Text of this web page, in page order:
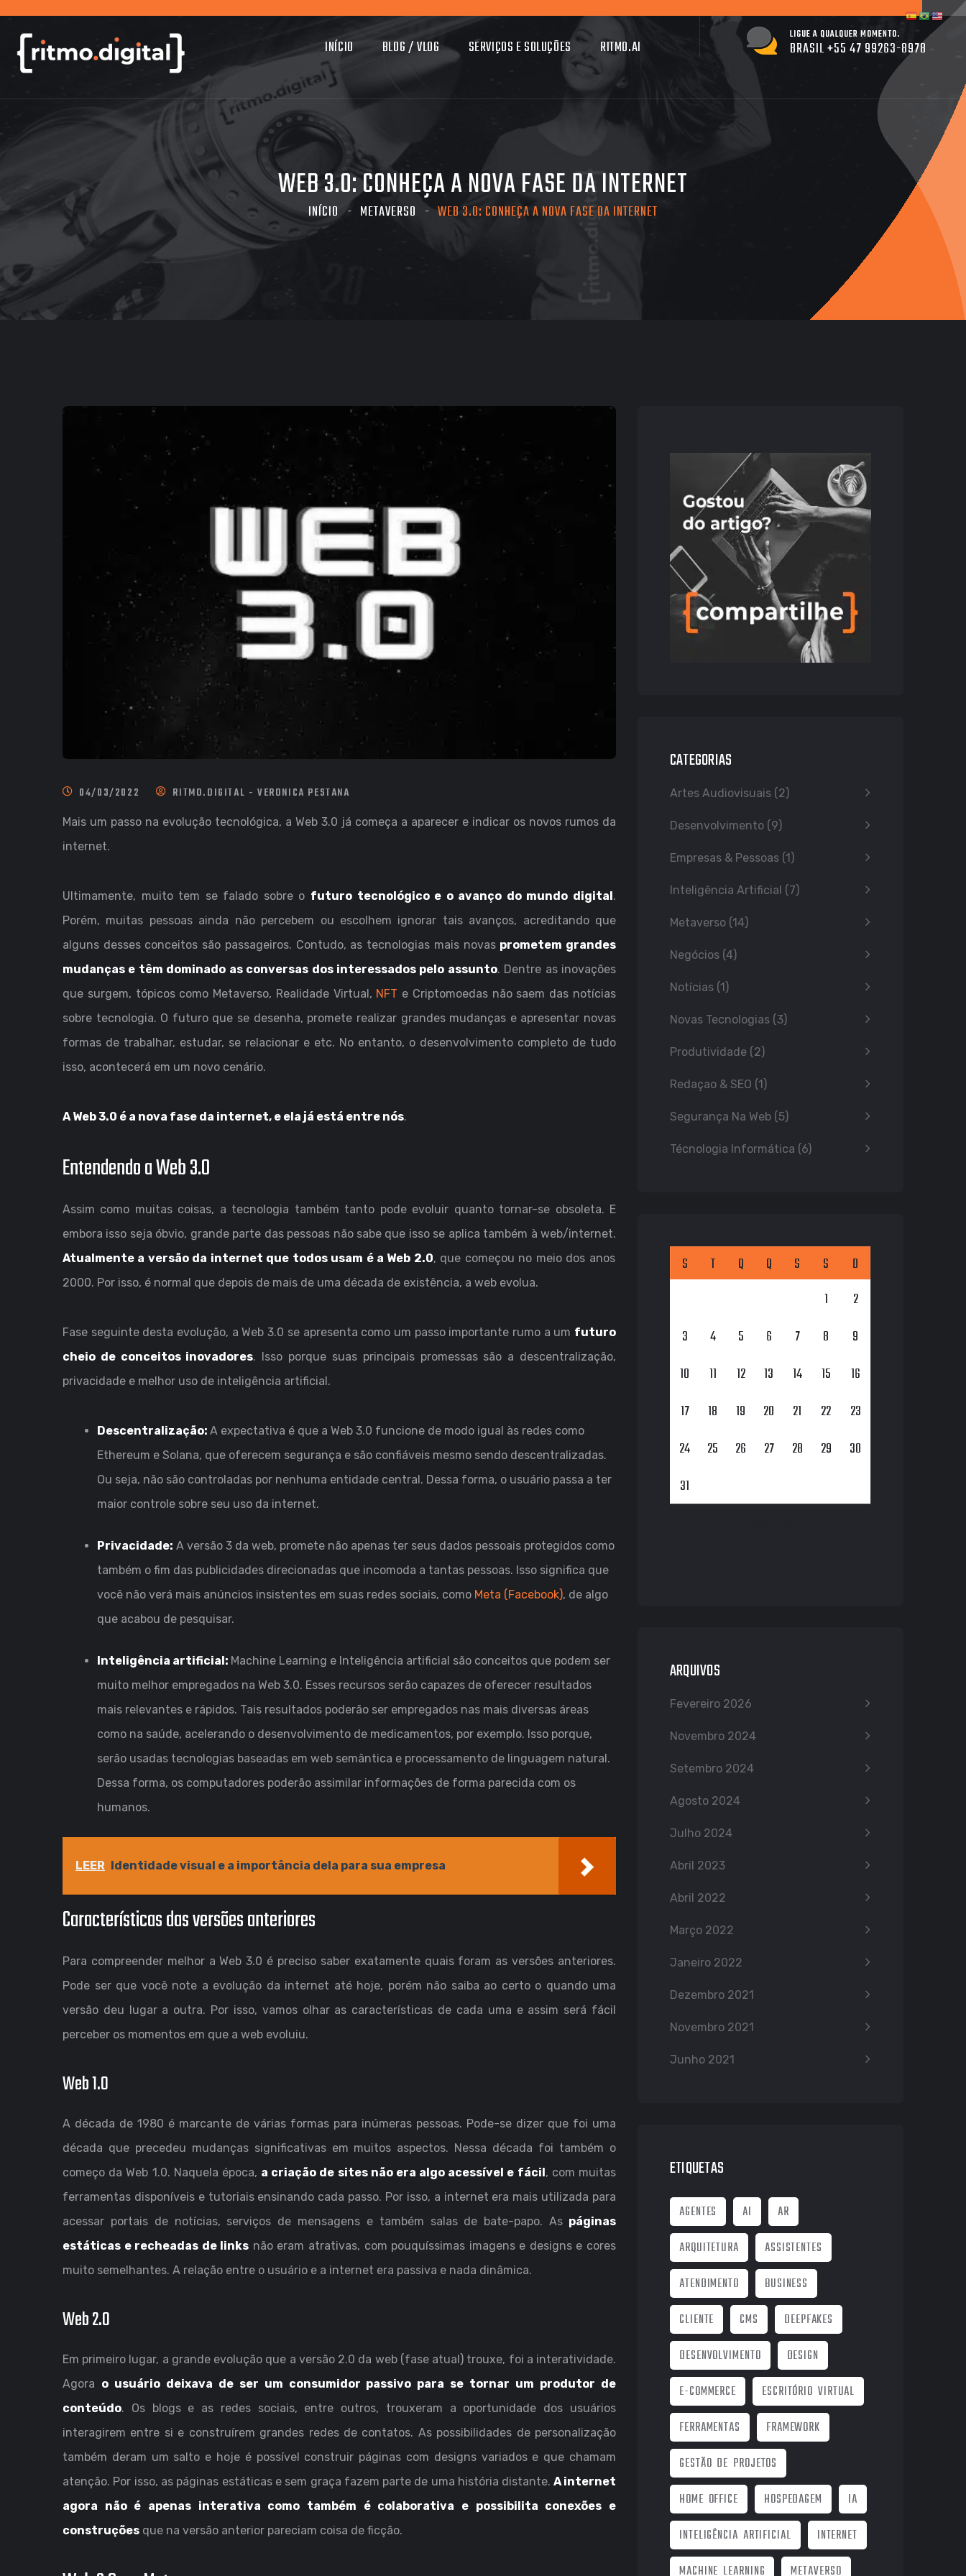
INÍCIO BLOG / VLOG SERVIÇOS E SOLUÇÕES RITMO.AI
LIGUE A QUALQUER MOMENTO.
BRASIL +55 47 99263-8978
WEB 3.0: CONHEÇA A NOVA FASE DA INTERNET
INÍCIO METAVERSO WEB 3.0: CONHEÇA A NOVA FASE DA INTERNET
04/03/2022 RITMO.DIGITAL - VERONICA PESTANA
Mais um passo na evolução tecnológica, a Web 3.0 já começa a aparecer e indicar os novos rumos da
internet.
Ultimamente, muito tem se falado sobre o futuro tecnológico e o avanço do mundo digital.
Porém, muitas pessoas ainda não percebem ou escolhem ignorar tais avanços, acreditando que
alguns desses conceitos são passageiros. Contudo, as tecnologias mais novas prometem grandes
mudanças e têm dominado as conversas dos interessados pelo assunto. Dentre as inovações
que surgem, tópicos como Metaverso, Realidade Virtual, NFT e Criptomoedas não saem das notícias
sobre tecnologia. O futuro que se desenha, promete realizar grandes mudanças e apresentar novas
formas de trabalhar, estudar, se relacionar e etc. No entanto, o desenvolvimento completo de tudo
isso, acontecerá em um novo cenário.
A Web 3.0 é a nova fase da internet, e ela já está entre nós.
Entendendo a Web 3.0
Assim como muitas coisas, a tecnologia também tanto pode evoluir quanto tornar-se obsoleta. E
embora isso seja óbvio, grande parte das pessoas não sabe que isso se aplica também à web/internet.
Atualmente a versão da internet que todos usam é a Web 2.0, que começou no meio dos anos
2000. Por isso, é normal que depois de mais de uma década de existência, a web evolua.
Fase seguinte desta evolução, a Web 3.0 se apresenta como um passo importante rumo a um futuro
cheio de conceitos inovadores. Isso porque suas principais promessas são a descentralização,
privacidade e melhor uso de inteligência artificial.
Descentralização: A expectativa é que a Web 3.0 funcione de modo igual às redes como
Ethereum e Solana, que oferecem segurança e são confiáveis mesmo sendo descentralizadas.
Ou seja, não são controladas por nenhuma entidade central. Dessa forma, o usuário passa a ter
maior controle sobre seu uso da internet.
Privacidade: A versão 3 da web, promete não apenas ter seus dados pessoais protegidos como
também o fim das publicidades direcionadas que incomoda a tantas pessoas. Isso significa que
você não verá mais anúncios insistentes em suas redes sociais, como Meta (Facebook), de algo
que acabou de pesquisar.
Inteligência artificial: Machine Learning e Inteligência artificial são conceitos que podem ser
muito melhor empregados na Web 3.0. Esses recursos serão capazes de oferecer resultados
mais relevantes e rápidos. Tais resultados poderão ser empregados nas mais diversas áreas
como na saúde, acelerando o desenvolvimento de medicamentos, por exemplo. Isso porque,
serão usadas tecnologias baseadas em web semântica e processamento de linguagem natural.
Dessa forma, os computadores poderão assimilar informações de forma parecida com os
humanos.
LEER Identidade visual e a importância dela para sua empresa
Características das versões anteriores
Para compreender melhor a Web 3.0 é preciso saber exatamente quais foram as versões anteriores.
Pode ser que você note a evolução da internet até hoje, porém não saiba ao certo o quando uma
versão deu lugar a outra. Por isso, vamos olhar as características de cada uma e assim será fácil
perceber os momentos em que a web evoluiu.
Web 1.0
A década de 1980 é marcante de várias formas para inúmeras pessoas. Pode-se dizer que foi uma
década que precedeu mudanças significativas em muitos aspectos. Nessa década foi também o
começo da Web 1.0. Naquela época, a criação de sites não era algo acessível e fácil, com muitas
ferramentas disponíveis e tutoriais ensinando cada passo. Por isso, a internet era mais utilizada para
acessar portais de notícias, serviços de mensagens e também salas de bate-papo. As páginas
estáticas e recheadas de links não eram atrativas, com pouquíssimas imagens e designs e cores
muito semelhantes. A relação entre o usuário e a internet era passiva e nada dinâmica.
Web 2.0
Em primeiro lugar, a grande evolução que a versão 2.0 da web (fase atual) trouxe, foi a interatividade.
Agora o usuário deixava de ser um consumidor passivo para se tornar um produtor de
conteúdo. Os blogs e as redes sociais, entre outros, trouxeram a oportunidade dos usuários
interagirem entre si e construírem grandes redes de contatos. As possibilidades de personalização
também deram um salto e hoje é possível construir páginas com designs variados e que chamam
atenção. Por isso, as páginas estáticas e sem graça fazem parte de uma história distante. A internet
agora não é apenas interativa como também é colaborativa e possibilita conexões e
construções que na versão anterior pareciam coisa de ficção.
CATEGORIAS
Artes Audiovisuais (2)
Desenvolvimento (9)
Empresas & Pessoas (1)
Inteligência Artificial (7)
Metaverso (14)
Negócios (4)
Notícias (1)
Novas Tecnologias (3)
Produtividade (2)
Redaçao & SEO (1)
Segurança Na Web (5)
Técnologia Informática (6)
S T Q Q S S
D
1
2
3
4 5 6 7 8
9
10
11 12 13 14 15
16
17
18 19 20 21 22
23
24
25 26 27 28 29
30
31
ARQUIVOS
Fevereiro 2026
Novembro 2024
Setembro 2024
Agosto 2024
Julho 2024
Abril 2023
Abril 2022
Março 2022
Janeiro 2022
Dezembro 2021
Novembro 2021
Junho 2021
ETIQUETAS
AGENTES AI
AR
ARQUITETURA
ASSISTENTES
ATENDIMENTO
BUSINESS
CLIENTE
CMS
DEEPFAKES
DESENVOLVIMENTO
DESIGN
E-COMMERCE
ESCRITÓRIO VIRTUAL
FERRAMENTAS
FRAMEWORK
GESTÃO DE PROJETOS
HOME OFFICE
HOSPEDAGEM
IA
INTELIGÊNCIA ARTIFICIAL
INTERNET
MACHINE LEARNING
METAVERSO